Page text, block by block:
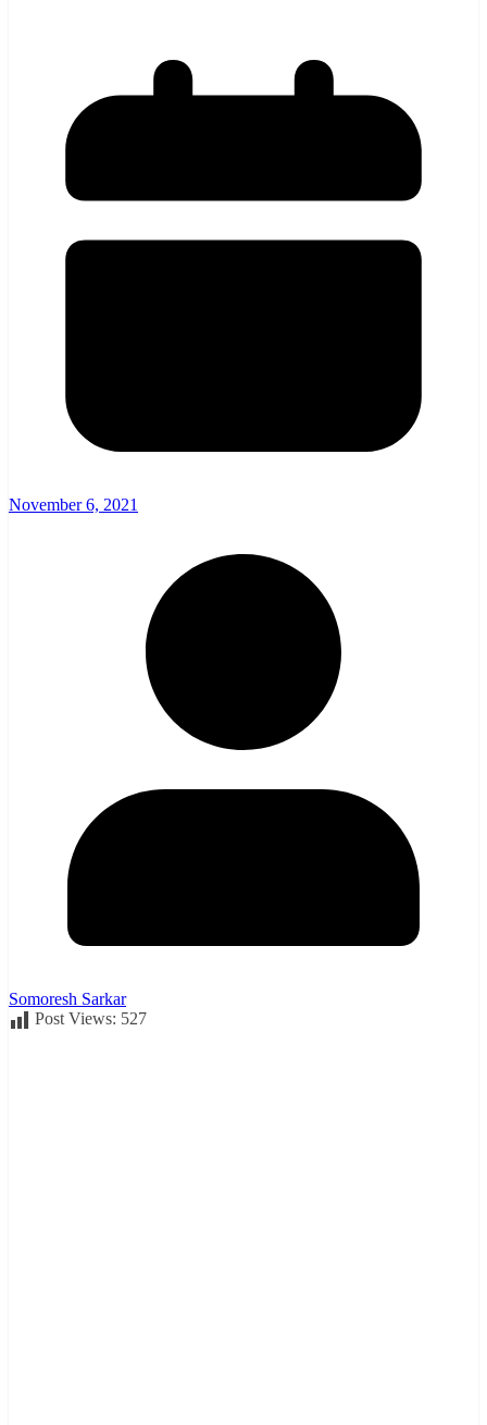
November 6, 2021
Somoresh Sarkar
Post Views: 527